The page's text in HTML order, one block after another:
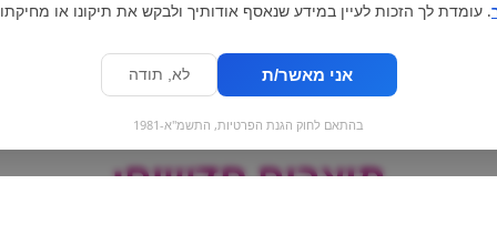
מוצרים חדשים:
. עומדת לך הזכות לעיין במידע שנאסף אודותיך ולבקש את תיקונו או
אני מאשר/ת לא, תודה
בהתאם לחוק הגנת הפרטיות, התשמ"א-1981